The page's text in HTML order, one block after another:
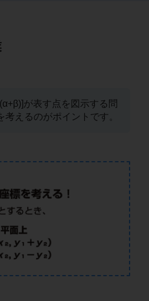
が表す点を図示する問
えるのがポイントです。